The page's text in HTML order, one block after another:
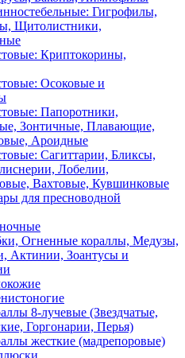
Гигрофилы,
Щитолистники,
Криптокорины,
Осоковые и
Папоротники,
Зонтичные, Плавающие,
Ароидные
Сагиттарии, Бликсы,
Лобелии,
Вахтовые, Кувшинковые
для пресноводной
Огненные кораллы, Медузы,
Актинии, Зоантусы и
8-лучевые (Звездчатые,
Горгонарии, Перья)
жесткие (мадрепоровые)